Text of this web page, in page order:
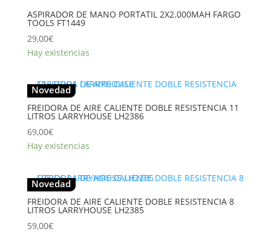
ASPIRADOR DE MANO PORTATIL 2X2.000MAH FARGO
TOOLS FT1449
29,00€
Hay existencias
Novedad
FREIDORA DE AIRE CALIENTE DOBLE RESISTENCIA 11
LITROS LARRYHOUSE LH2386
69,00€
Hay existencias
Novedad
FREIDORA DE AIRE CALIENTE DOBLE RESISTENCIA 8
LITROS LARRYHOUSE LH2385
59,00€